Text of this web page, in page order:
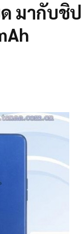
ด มากับชิป